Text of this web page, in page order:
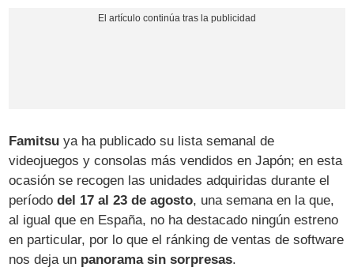
Famitsu ya ha publicado su lista semanal de
videojuegos y consolas más vendidos en Japón; en esta
ocasión se recogen las unidades adquiridas durante el
períododel 17 al 23 de agosto, una semana en la que,
al igual que en España, no ha destacado ningún estreno
en particular, por lo que el ránking de ventas de software
nos deja un panorama sin sorpresas.